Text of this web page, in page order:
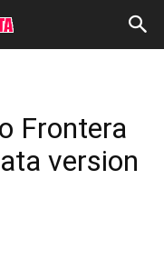
Frontera
version